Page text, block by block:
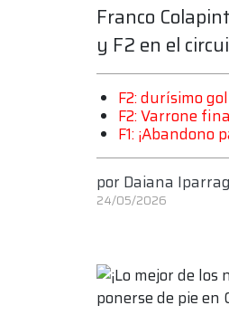
Franco
y F2 en el
F2: durísimo
F2: Varrone
F1: ¡Abandono
por Daiana
24/05/2026